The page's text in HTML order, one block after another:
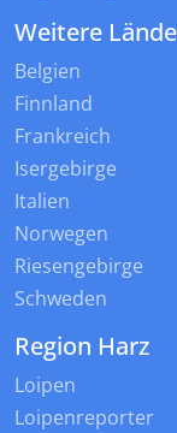
Weitere
Belgien
Finnland
Frankreich
Isergebirge
Italien
Norwegen
Riesengebirge
Schweden
Region Harz
Loipen
Loipenreporter